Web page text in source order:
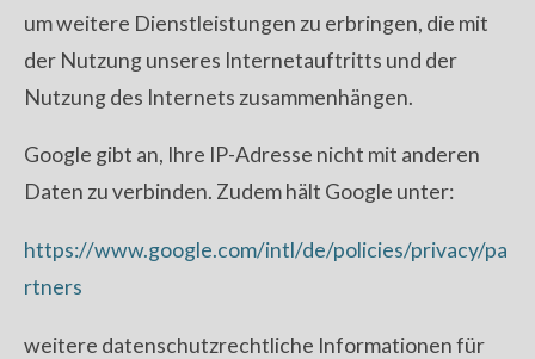
um weitere Dienstleistungen zu erbringen, die mit
der Nutzung unseres Internetauftritts und der
Nutzung des Internets zusammenhängen.
Google gibt an, Ihre IP-Adresse nicht mit anderen
Daten zu verbinden. Zudem hält Google unter:
https://www.google.com/intl/de/policies/privacy/pa
rtners
weitere datenschutzrechtliche Informationen für